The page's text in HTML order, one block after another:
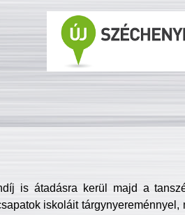
is átadásra kerül majd a
iskoláit tárgynyereménnyel,